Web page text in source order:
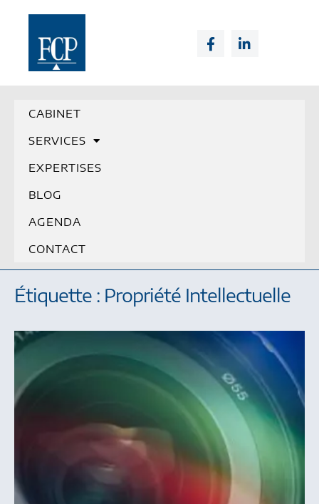
CABINET
SERVICES
EXPERTISES
BLOG
AGENDA
CONTACT
Étiquette : Propriété Intellectuelle